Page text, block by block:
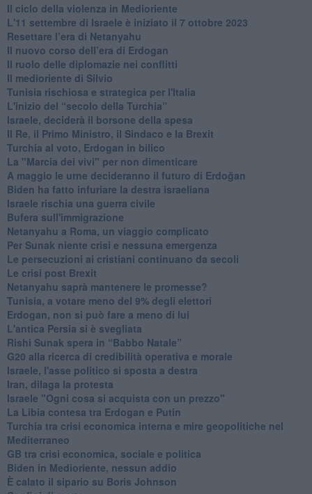
Il ciclo della violenza in Medioriente
L'11 settembre di Israele è iniziato il 7 ottobre 2023
Resettare l’era di Netanyahu
​Il nuovo corso dell’era di Erdogan
Il ruolo delle diplomazie nei conflitti
Il medioriente di Silvio
Tunisia rischiosa e strategica per l'Italia
L'inizio del “secolo della Turchia”
Israele, deciderà il borsone della spesa
Il Re, il Primo Ministro, il Sindaco e la Brexit
Turchia al voto, Erdogan in bilico
La "Marcia dei vivi" per non dimenticare
A maggio le urne decideranno il futuro di Erdoğan
Biden ha fatto infuriare la destra israeliana
Israele rischia una guerra civile
Bufera sull'immigrazione
Netanyahu a Roma, un viaggio complicato
Per Sunak niente crisi e nessuna emergenza
Le persecuzioni ai cristiani continuano da secoli
Le crisi post Brexit
Netanyahu saprà mantenere le promesse?
Tunisia, a votare meno del 9% degli elettori
Erdogan, non si può fare a meno di lui
L'antica Persia si è svegliata
Rishi Sunak spera in “Babbo Natale”
G20 alla ricerca di credibilità operativa e morale
Israele, l'asse politico si sposta a destra
Iran, dilaga la protesta
Israele "Ogni cosa si acquista con un prezzo"
La Libia contesa tra Erdogan e Putin
Turchia tra crisi economica interna e mire geopolitiche nel
Mediterraneo
GB tra crisi economica, sociale e politica
Biden in Medioriente, nessun addio
È calato il sipario su Boris Johnson